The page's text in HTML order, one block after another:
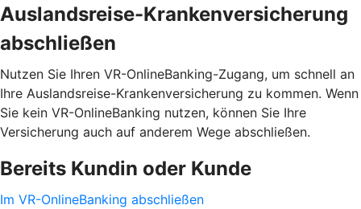
Auslandsreise-Krankenversicherung
abschließen
Nutzen Sie Ihren VR-OnlineBanking-Zugang, um schnell an
Ihre Auslandsreise-Krankenversicherung zu kommen. Wenn
Sie kein VR-OnlineBanking nutzen, können Sie Ihre
Versicherung auch auf anderem Wege abschließen.
Bereits Kundin oder Kunde
Im VR-OnlineBanking abschließen